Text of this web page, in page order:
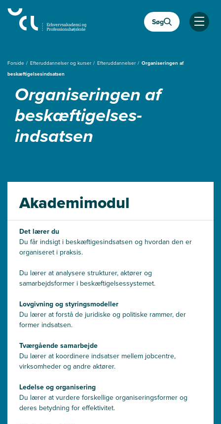
hovedindhold
Søg
Åben
Forside Efteruddannelser og kurser Efteruddannelser
Organiseringen af
beskæftigelsesindsatsen
Organiseringen af
beskæftigelses­
indsatsen
Akademimodul
Det lærer du
Du får indsigt i beskæftigesindsatsen og hvordan den er
organiseret i praksis.
Du lærer at analysere strukturer, aktører og
samarbejdsformer i beskæftigelsessystemet.
Lovgivning og styringsmodeller
Du lærer at forstå de juridiske og politiske rammer, der
former indsatsen.
Tværgående samarbejde
Du lærer at koordinere indsatser mellem jobcentre,
virksomheder og andre aktører.
Ledelse og organisering
Du lærer at vurdere forskellige organiseringsformer og
deres betydning for effektivitet.